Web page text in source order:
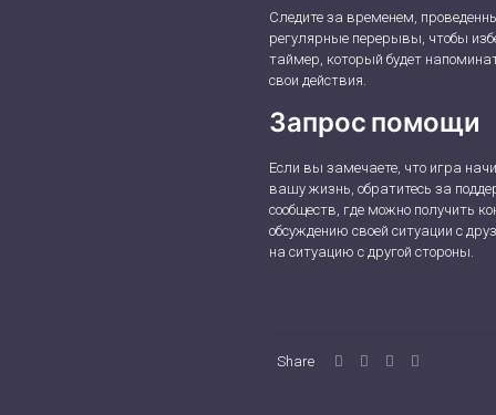
Следите за временем,
регулярные перерывы, чтобы
таймер, который будет
свои действия.
Запрос помощи
Если вы замечаете, что игра
вашу жизнь, обратитесь за
сообществ, где можно получить
обсуждению своей ситуации с
на ситуацию с другой стороны.
Share